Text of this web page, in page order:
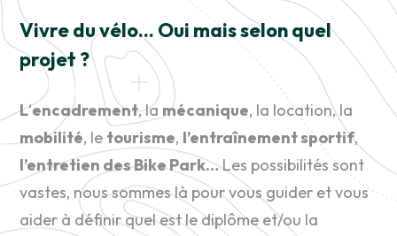
Vivre du vélo… Oui mais selon quel
projet ?
L‘encadrement, la mécanique, la location, la
mobilité, le tourisme, l’entraînement sportif,
l’entretien des Bike Park…Les possibilités sont
vastes, nous sommes là pour vous guider et vous
aider à définir quel est le diplôme et/ou la